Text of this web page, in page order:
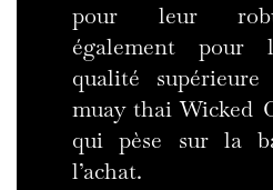
pour leur
également
qualité
muay thai Wicked
qui pèse sur la
l’achat.